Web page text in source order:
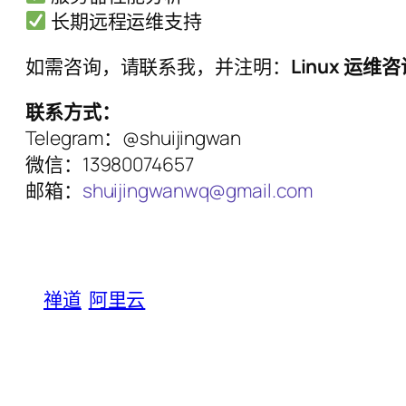
长期远程运维支持
如需咨询，请联系我，并注明： Linux 运维咨
联系方式：
Telegram：@shuijingwan
微信：13980074657
邮箱： shuijingwanwq@gmail.com
禅道 阿里云